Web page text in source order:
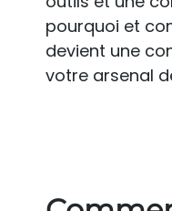
pourquoi et
devient une
votre arsenal